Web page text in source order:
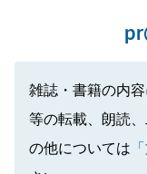
雑誌・書籍の内
等の転載、朗読
の他については